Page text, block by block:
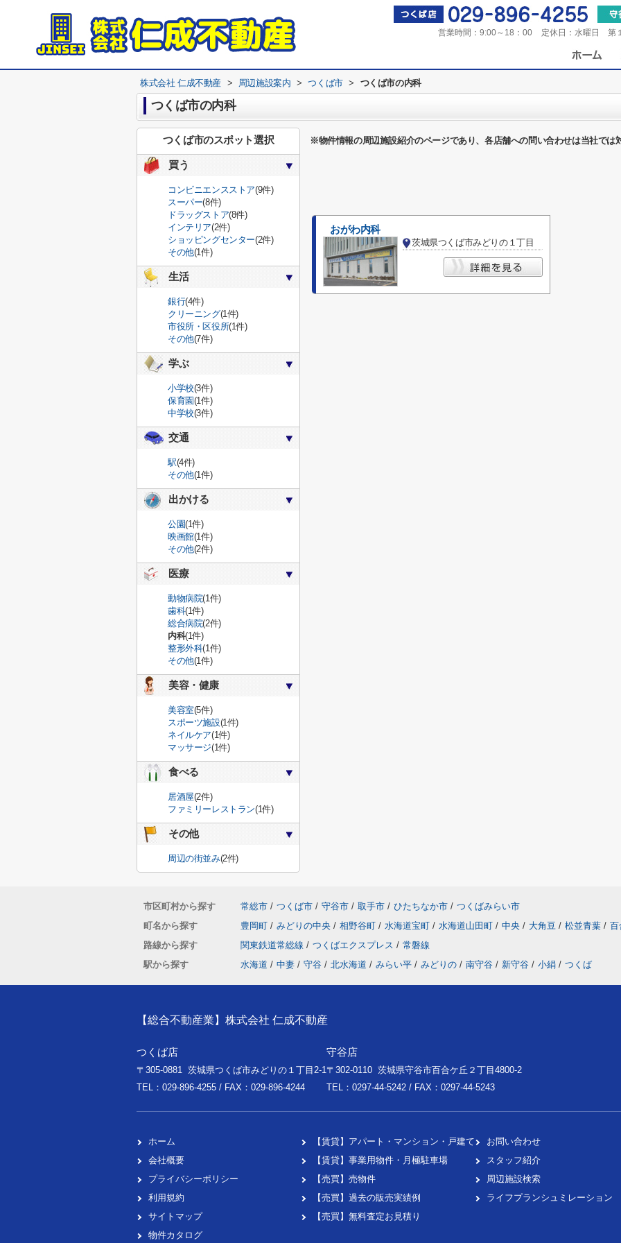
営業時間： 9:00～18：00 定休日： 水曜日 第
株式会社 仁成不動産 > 周辺施設案内 > つくば市 > つくば市の内科
つくば市の内科
※物件情報の周辺施設紹介のページであり、各店舗への問い合わせは当社では
おがわ内科
茨城県つくば市みどりの１丁目
つくば市のスポット選択
買う
コンビニエンスストア(9件)
スーパー(8件)
ドラッグストア(8件)
インテリア(2件)
ショッピングセンター(2件)
その他(1件)
生活
銀行(4件)
クリーニング(1件)
市役所・区役所(1件)
その他(7件)
学ぶ
小学校(3件)
保育園(1件)
中学校(3件)
交通
駅(4件)
その他(1件)
出かける
公園(1件)
映画館(1件)
その他(2件)
医療
動物病院(1件)
歯科(1件)
総合病院(2件)
内科(1件)
整形外科(1件)
その他(1件)
美容・健康
美容室(5件)
スポーツ施設(1件)
ネイルケア(1件)
マッサージ(1件)
食べる
居酒屋(2件)
ファミリーレストラン(1件)
その他
周辺の街並み(2件)
市区町村から探す 常総市 / つくば市 / 守谷市 / 取手市 / ひたちなか市 / つくばみらい市
町名から探す
豊岡町 / みどりの中央 / 相野谷町 / 水海道宝町 / 水海道山田町 / 中央 / 大角豆 / 松並青葉 / 百
路線から探す
関東鉄道常総線 / つくばエクスプレス / 常磐線
駅から探す
水海道 / 中妻 / 守谷 / 北水海道 / みらい平 / みどりの / 南守谷 / 新守谷 / 小絹 / つくば
【総合不動産業】株式会社 仁成不動産
つくば店
〒305-0881 茨城県つくば市みどりの１丁目2-1
TEL：029-896-4255 / FAX：029-896-4244
守谷店
〒302-0110 茨城県守谷市百合ケ丘２丁目4800-2
TEL：0297-44-5242 / FAX：0297-44-5243
ホーム
会社概要
プライバシーポリシー
利用規約
サイトマップ
物件カタログ
【賃貸】アパート・マンション・戸建て
【賃貸】事業用物件・月極駐車場
【売買】売物件
【売買】過去の販売実績例
【売買】無料査定お見積り
お問い合わせ
スタッフ紹介
周辺施設検索
ライフプランシュミレーション